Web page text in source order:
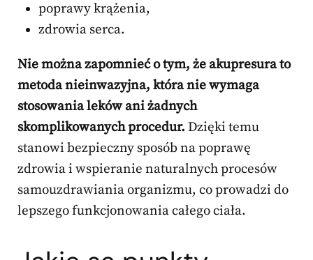
poprawy krążenia,
zdrowia serca.
Nie można zapomnieć o tym, że akupresura to
metoda nieinwazyjna, która nie wymaga
stosowania leków ani żadnych
skomplikowanych procedur. Dzięki temu
stanowi bezpieczny sposób na poprawę
zdrowia i wspieranie naturalnych procesów
samouzdrawiania organizmu, co prowadzi do
lepszego funkcjonowania całego ciała.